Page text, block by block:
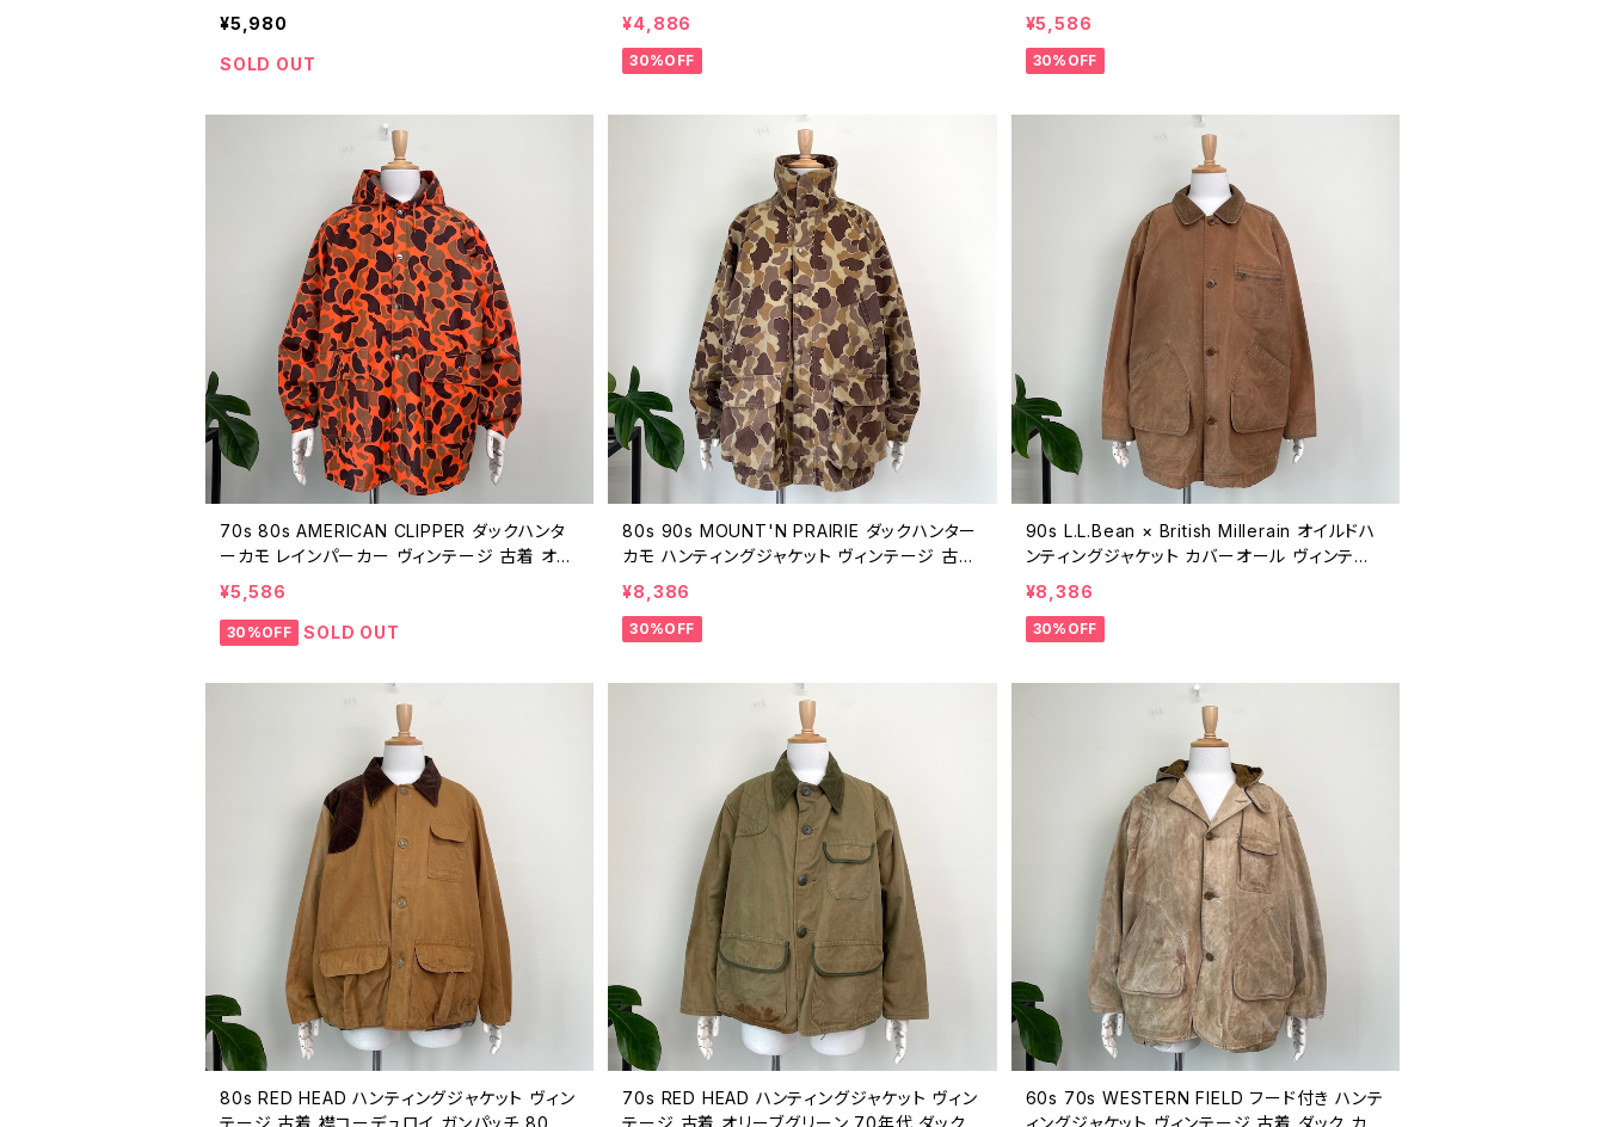
古着 迷彩 カモフラ コットン 90年代 ビンテー
ジ 26040419
¥5,980
SOLD OUT
ィングジャケット ライトアウター コットン 00年
代 2000s 2000年代 Y2K ビンテージ L 2603
1703
¥4,886
30%OFF
アウトドア ハンティング 90年代 ビンテージ ラ
イトアウター M 26031601
¥5,586
30%OFF
70s 80s AMERICAN CLIPPER ダックハンタ
ーカモ レインパーカー ヴィンテージ 古着 オレ
ンジ 橙 カッパ レインジャケット アウトドア ハン
ティング 70年代 80年代 ビンテージ ライトア
ウター S 26031506
¥5,586
30%OFF SOLD OUT
80s 90s MOUNT'N PRAIRIE ダックハンター
カモ ハンティングジャケット ヴィンテージ 古着
マウンテンジャケット アウトドア ライトアウター
80年代 90年代 ビンテージ M 26030205
¥8,386
30%OFF
90s L.L.Bean × British Millerain オイルドハ
ンティングジャケット カバーオール ヴィンテー
ジ 古着 エルエルビーン ブリティッシュミラレー
ン 茶 ブラウン 90年代 ビンテージ L 2602162
2
¥8,386
30%OFF
80s RED HEAD ハンティングジャケット ヴィン
テージ 古着 襟コーデュロイ ガンパッチ 80年
70s RED HEAD ハンティングジャケット ヴィン
テージ 古着 オリーブグリーン 70年代 ダック
60s 70s WESTERN FIELD フード付き ハンテ
ィングジャケット ヴィンテージ 古着 ダック カバ